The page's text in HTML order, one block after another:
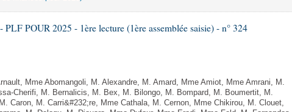
PLF POUR 2025 - 1ère lecture (1ère assemblée saisie) - n° 324
Mme Abomangoli, M. Alexandre, M. Amard, Mme Amiot, Mme Amrani, M.
Cherifi, M. Bernalicis, M. Bex, M. Bilongo, M. Bompard, M. Boumertit, M.
Caron, M. Carri&#232;re, Mme Cathala, M. Cernon, Mme Chikirou, M. Clouet,